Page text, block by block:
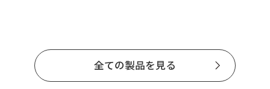
全ての製品を見る